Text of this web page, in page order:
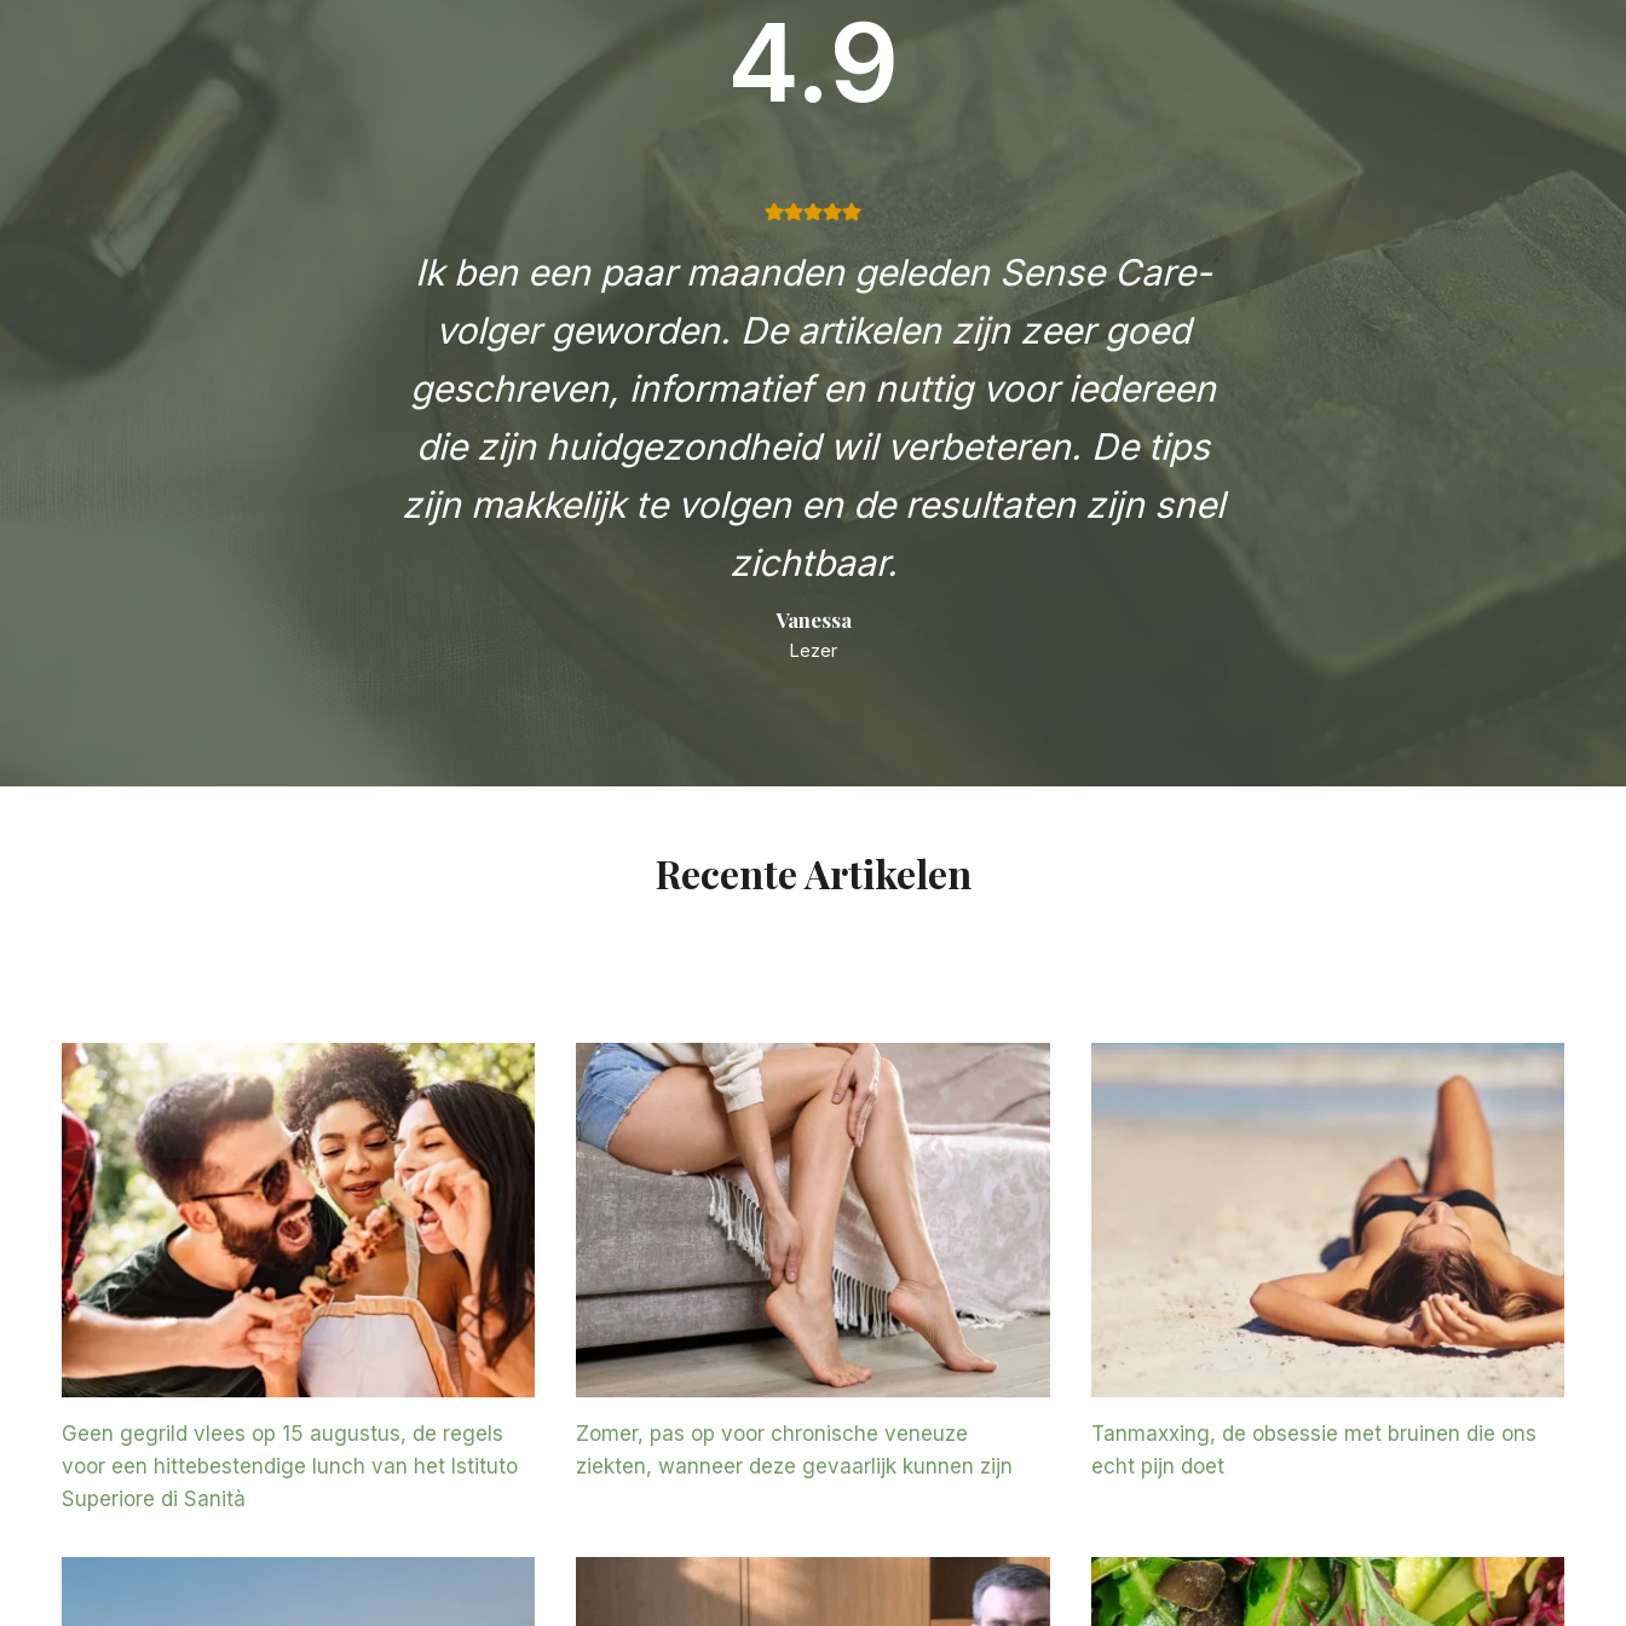
4.9
Ik ben een paar maanden geleden Sense Care-
volger geworden. De artikelen zijn zeer goed
geschreven, informatief en nuttig voor iedereen
die zijn huidgezondheid wil verbeteren. De tips
zijn makkelijk te volgen en de resultaten zijn snel
zichtbaar.
Vanessa
Lezer
Recente Artikelen
Geen gegrild vlees op 15 augustus, de regels
voor een hittebestendige lunch van het Istituto
Superiore di Sanità
Zomer, pas op voor chronische veneuze
ziekten, wanneer deze gevaarlijk kunnen zijn
Tanmaxxing, de obsessie met bruinen die ons
echt pijn doet